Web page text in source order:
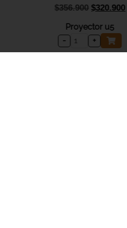
$356.900 $320.900
Proyector u5
-
+